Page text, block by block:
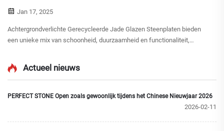
Jan 17, 2025
Achtergrondverlichte Gerecycleerde Jade Glazen Steenplaten bieden
een unieke mix van schoonheid, duurzaamheid en functionaliteit,
interieurontwerpprojecten. Deze innovatieve platen voegen niet alleen
een vleugje elegantie toe aan elke ruimte, maar...
Actueel nieuws
PERFECT STONE Open zoals gewoonlijk tijdens het Chinese Nieuwjaar 2026
2026-02-11